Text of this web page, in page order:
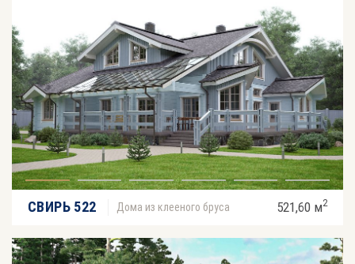
СВИРЬ 522 Дома из клееного бруса 521,60 м2